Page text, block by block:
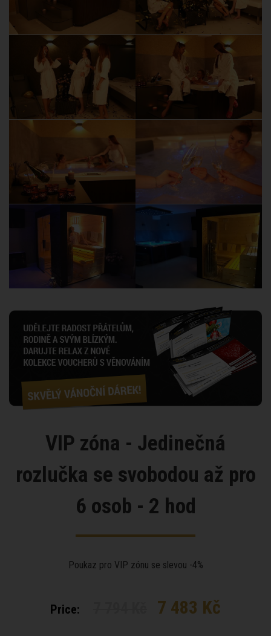
VIP zóna - Jedinečná
rozlučka se svobodou až pro
6 osob - 2 hod
Poukaz pro VIP zónu se slevou -4%
Price: 7 483 Kč